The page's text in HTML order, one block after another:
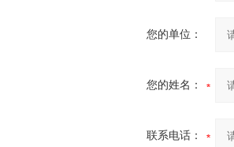
您的单位：
您的姓名：
联系电话：